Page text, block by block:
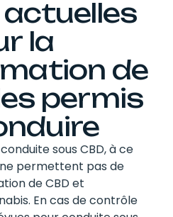
actuelles
la
de
permis
sous CBD, à ce
permettent pas de
de CBD et
En cas de contrôle